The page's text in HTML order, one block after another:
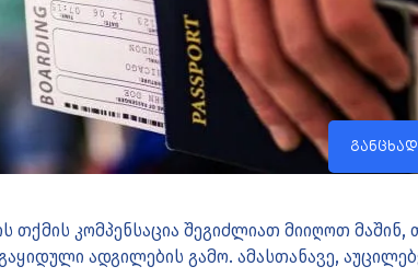
თქმის კომპენსაცია შეგიძლიათ მიიღოთ მაშინ,
ადგილების გამო. ამასთანავე,